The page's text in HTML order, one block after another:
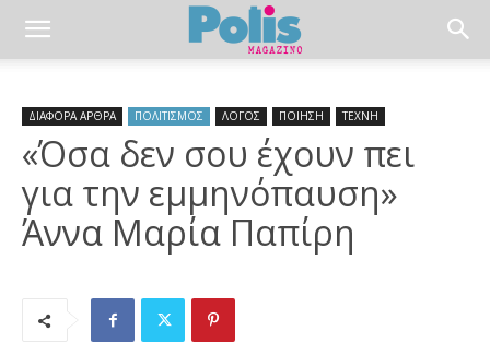
ΔΙΑΦΟΡΑ ΑΡΘΡΑ ΠΟΛΙΤΙΣΜΟΣ ΛΟΓΟΣ ΠΟΙΗΣΗ ΤΕΧΝΗ
«Όσα δεν σου έχουν πει
για την εμμηνόπαυση»
Άννα Μαρία Παπίρη